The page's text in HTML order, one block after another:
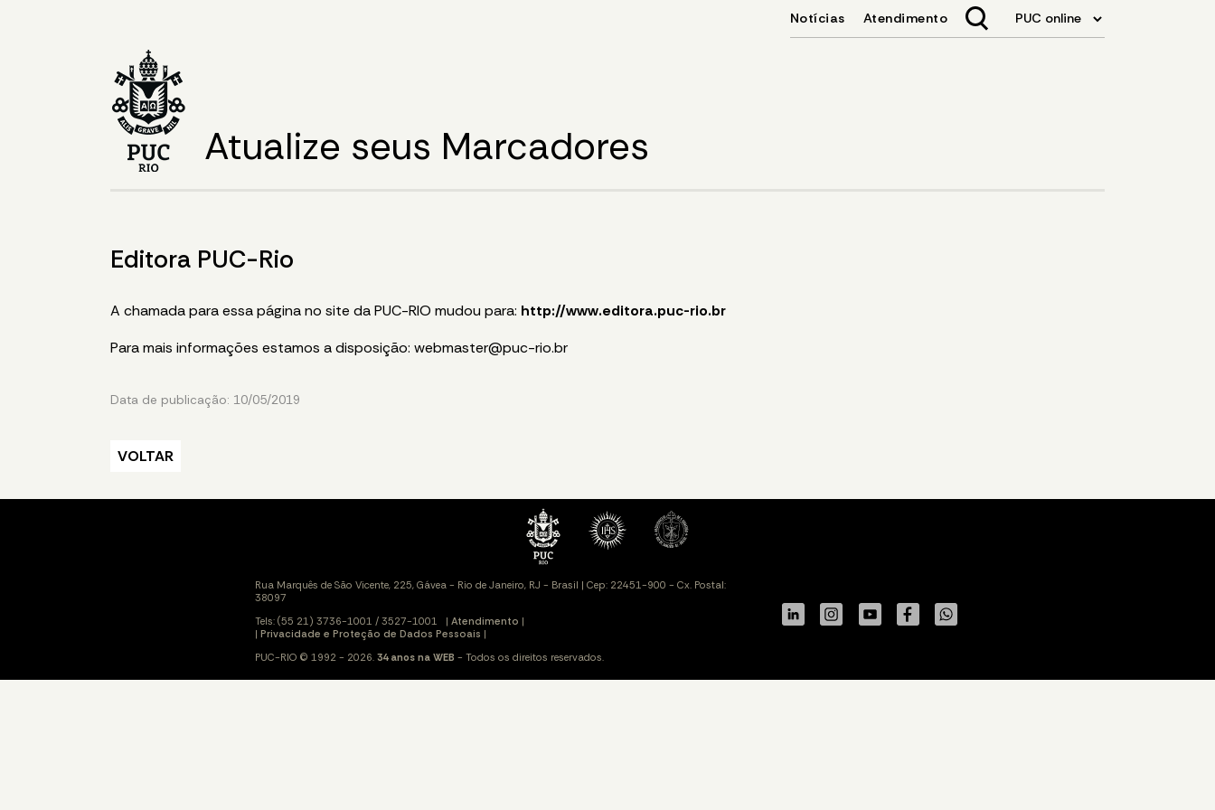
Atualize seus Marcadores
Editora PUC-Rio
A chamada para essa página no site da PUC-RIO mudou para: http://www.editora.puc-rio.br
Para mais informações estamos a disposição: webmaster@puc-rio.br
Data de publicação: 10/05/2019
VOLTAR